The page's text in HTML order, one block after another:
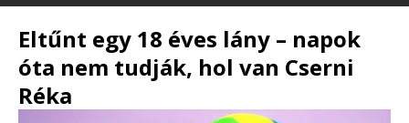
Eltűnt egy 18 éves lány – napok
óta nem tudják, hol van Cserni
Réka